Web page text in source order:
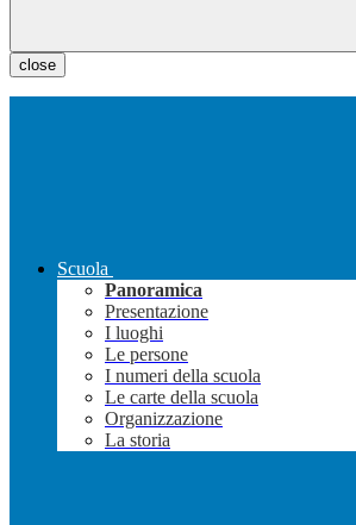
close
Scuola
Panoramica
Presentazione
I luoghi
Le persone
I numeri della scuola
Le carte della scuola
Organizzazione
La storia